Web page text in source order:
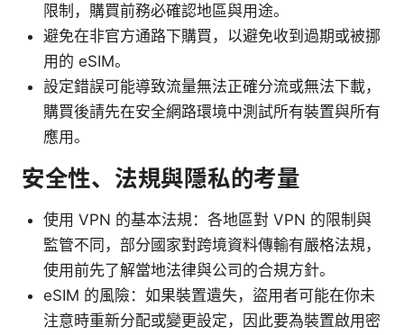
限制，購買前務必確認地區與用途。
避免在非官方通路下購買，以避免收到過期或被挪
用的 eSIM。
設定錯誤可能導致流量無法正確分流或無法下載，
購買後請先在安全網路環境中測試所有裝置與所有
應用。
安全性、法規與隱私的考量
使用 VPN 的基本法規：各地區對 VPN 的限制與
監管不同，部分國家對跨境資料傳輸有嚴格法規，
使用前先了解當地法律與公司的合規方針。
eSIM 的風險：如果裝置遺失，盜用者可能在你未
注意時重新分配或變更設定，因此要為裝置啟用密